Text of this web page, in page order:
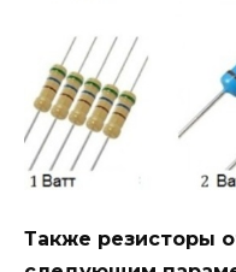
Также резисторы